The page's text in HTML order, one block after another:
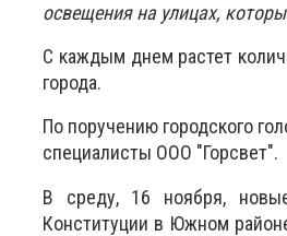
освещения на улицах,
С каждым днем растет
города.
По поручению городского
специалисты ООО "Горсвет".
В среду, 16 ноября,
Конституции в Южном